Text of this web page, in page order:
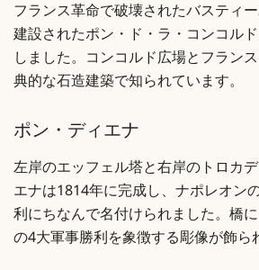
フランス革命で破壊されたバスティ
建設されたポン・ド・ラ・コンコル
しました。コンコルド広場とフラン
典的な石造建築で知られています。
ポン・ディエナ
左岸のエッフェル塔と右岸のトロカ
エナは1814年に完成し、ナポレオン
利にちなんで名付けられました。橋
の4大軍事勝利を象徴する彫像が飾ら